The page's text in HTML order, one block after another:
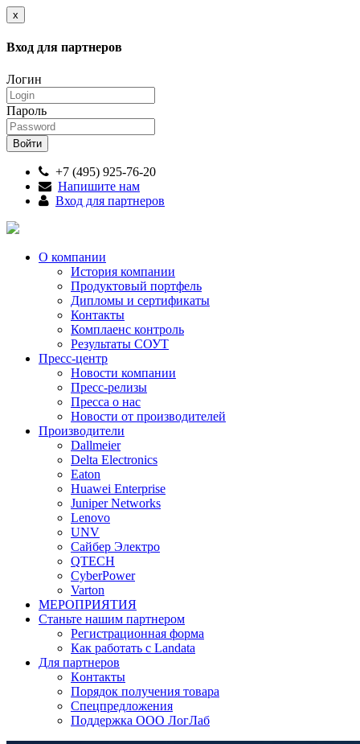
x
Вход для партнеров
Логин
Пароль
+7 (495) 925-76-20
Напишите нам
Вход для партнеров
О компании
История компании
Продуктовый портфель
Дипломы и сертификаты
Контакты
Комплаенс контроль
Результаты СОУТ
Пресс-центр
Новости компании
Пресс-релизы
Пресса о нас
Новости от производителей
Производители
Dallmeier
Delta Electronics
Eaton
Huawei Enterprise
Juniper Networks
Lenovo
UNV
Сайбер Электро
QTECH
CyberPower
Varton
МЕРОПРИЯТИЯ
Станьте нашим партнером
Регистрационная форма
Как работать с Landata
Для партнеров
Кoнтaкты
Порядок получения товара
Спецпредложения
Поддержка ООО ЛогЛаб